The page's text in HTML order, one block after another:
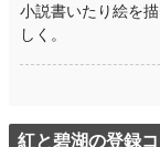
小説書いたり絵を
しく。
紅と碧湖の登録